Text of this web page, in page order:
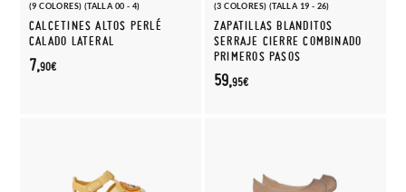
(9 COLORES) (TALLA 00 - 4)
CALCETINES ALTOS PERLÉ
CALADO LATERAL
7,90€
(3 COLORES) (TALLA 19 - 26)
ZAPATILLAS BLANDITOS
SERRAJE CIERRE COMBINADO
PRIMEROS PASOS
59,95€